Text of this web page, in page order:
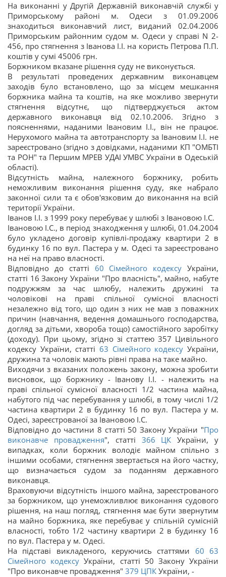
На виконанні у Другій Державній виконавчій службі у
Приморському районі м. Одеси з 01.09.2006
знаходиться виконавчий лист, виданий 02.04.2006
Приморським районним судом м. Одеси у справі N 2-
456, про стягнення з Іванова І.І. на користь Петрова П.П.
коштів у сумі 45006 грн.
Боржником вказане рішення суду не виконується.
В результаті проведених державним виконавцем
заходів було встановлено, що за місцем мешкання
боржника майна та коштів, на яке можливо звернути
стягнення відсутнє, що підтверджується актом
державного виконавця від 02.10.2006. Згідно з
поясненнями, наданими Івановим І.І., він не працює.
Нерухомого майна та автотранспорту за Івановим І.І. не
зареєстровано (згідно з довідками, наданими КП "ОМБТІ
та РОН" та Першим МРЕВ УДАІ УМВС України в Одеській
області).
Відсутність майна, належного боржнику, робить
неможливим виконання рішення суду, яке набрало
законної сили та є обов'язковим до виконання на всій
території України.
Іванов І.І. з 1999 року перебуває у шлюбі з Івановою І.С.
Івановою І.С., в період знаходження у шлюбі, 01.04.2004
було укладено договір купівлі-продажу квартири 2 в
будинку 16 по вул. Пастера у м. Одесі та зареєстровано
на неї на право власності.
Відповідно до статті 60 Сімейного кодексу України,
статті 16 Закону України "Про власність", майно, набуте
подружжям за час шлюбу, належить дружині та
чоловікові на праві спільної сумісної власності
незалежно від того, що один з них не мав з поважних
причин (навчання, ведення домашнього господарства,
догляд за дітьми, хвороба тощо) самостійного заробітку
(доходу). При цьому, згідно зі статтею 357 Цивільного
кодексу України, статті 63 Сімейного кодексу України,
дружина та чоловік мають рівні права на таке майно.
Виходячи з вказаних положень закону, можна зробити
висновок, що боржнику - Іванову І.І. - належить на
праві спільної сумісної власності 1/2 частина майна,
набутого під час перебування у шлюбі, в тому числі 1/2
частина квартири 2 в будинку 16 по вул. Пастера у м.
Одесі, зареєстрованої за Івановою І.С.
Відповідно до частини 8 статті 50 Закону України "Про
виконавче провадження", статті 366 ЦК України, у
випадках, коли боржник володіє майном спільно з
іншими особами, стягнення звертається на його частку,
що визначається судом за поданням державного
виконавця.
Враховуючи відсутність іншого майна, зареєстрованого
за боржником, що унеможливлює виконання судового
рішення, на наш погляд, стягнення має бути звернутим
на майно боржника, яке перебуває у спільній сумісній
власності, тобто 1/2 частину квартири 2 в будинку 16
по вул. Пастера у м. Одесі.
На підставі викладеного, керуючись статтями 60 63
Сімейного кодексу України, статті 50 Закону України
"Про виконавче провадження" 379 ЦПК України, -